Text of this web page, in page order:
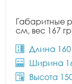
Габаритные
см, вес 167
Длина
Ширина
Высота